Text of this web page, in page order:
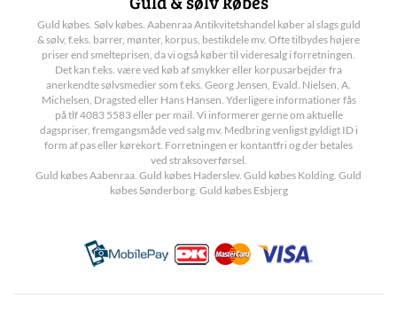
Guld købes. Sølv købes. Aabenraa Antikvitetshandel køber al slags guld
& sølv, f.eks. barrer, mønter, korpus, bestikdele mv. Ofte tilbydes højere
priser end smelteprisen, da vi også køber til videresalg i forretningen.
Det kan f.eks. være ved køb af smykker eller korpusarbejder fra
anerkendte sølvsmedier som f.eks. Georg Jensen, Evald. Nielsen, A.
Michelsen, Dragsted eller Hans Hansen. Yderligere informationer fås
på tlf 4083 5583 eller per mail. Vi informerer gerne om aktuelle
dagspriser, fremgangsmåde ved salg mv. Medbring venligst gyldigt ID i
form af pas eller kørekort. Forretningen er kontantfri og der betales
ved straksoverførsel.
Guld købes Aabenraa. Guld købes Haderslev. Guld købes Kolding. Guld
købes Sønderborg. Guld købes Esbjerg